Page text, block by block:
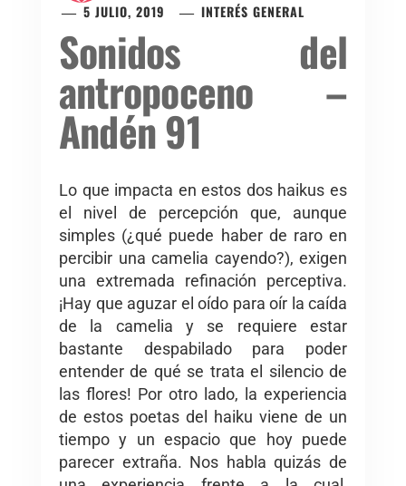
5 JULIO, 2019
INTERÉS GENERAL
Sonidos del
antropoceno –
Andén 91
Lo que impacta en estos dos haikus es
el nivel de percepción que, aunque
simples (¿qué puede haber de raro en
percibir una camelia cayendo?), exigen
una extremada refinación perceptiva.
¡Hay que aguzar el oído para oír la caída
de la camelia y se requiere estar
bastante despabilado para poder
entender de qué se trata el silencio de
las flores! Por otro lado, la experiencia
de estos poetas del haiku viene de un
tiempo y un espacio que hoy puede
parecer extraña. Nos habla quizás de